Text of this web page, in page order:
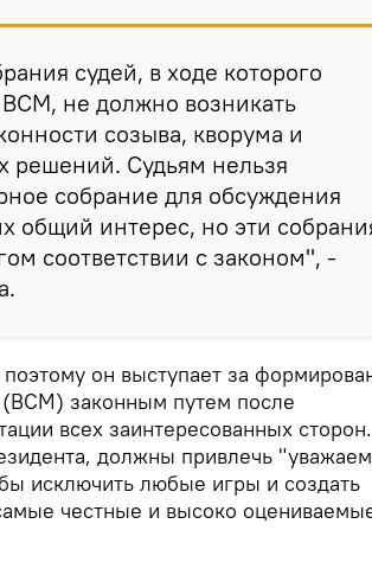
судей, в ходе которого
не должно возникать
созыва, кворума и
решений. Судьям нельзя
собрание для обсуждения
общий интерес, но эти
соответствии с законом", -
он выступает за
(ВСМ) законным путем после
всех заинтересованных
должны привлечь
исключить любые игры и создать
честные и высоко